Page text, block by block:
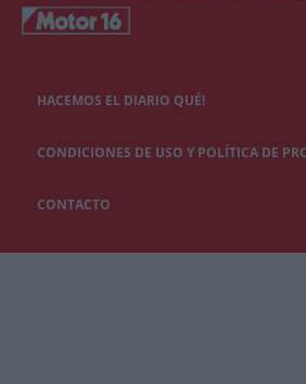
HACEMOS EL DIARIO QUÉ!
CONDICIONES DE USO Y POLÍTICA DE
CONTACTO